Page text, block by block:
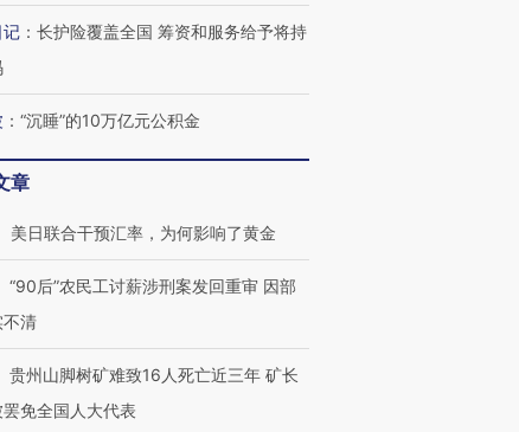
记 ： 长护险覆盖全国 筹资和服务给予将持
： “沉睡”的10万亿元公积金
章
美日联合干预汇率，为何影响了黄金
“90后”农民工讨薪涉刑案发回重审 因部
清
贵州山脚树矿难致16人死亡近三年 矿长
免全国人大代表